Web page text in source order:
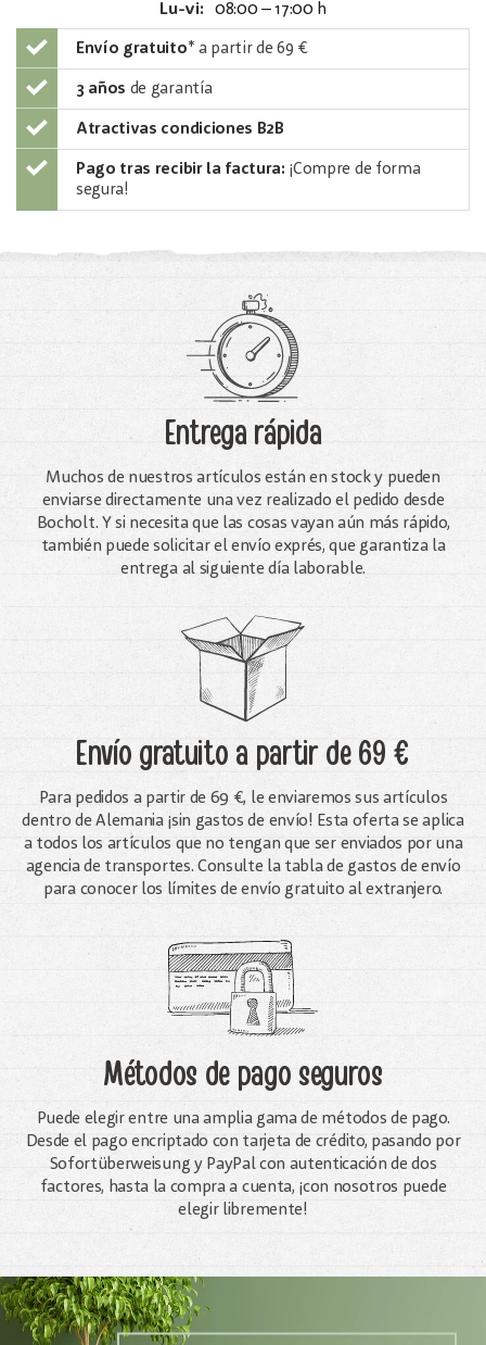
Lu-vi: 08:00 – 17:00 h
Envío gratuito* a partir de 69 €
3 años de garantía
Atractivas condiciones B2B
Pago tras recibir la factura: ¡Compre de forma
segura!
Entrega rápida
Muchos de nuestros artículos están en stock y pueden
enviarse directamente una vez realizado el pedido desde
Bocholt. Y si necesita que las cosas vayan aún más rápido,
también puede solicitar el envío exprés, que garantiza la
entrega al siguiente día laborable.
Envío gratuitoa partir de 69 €
Para pedidos a partir de 69 €, le enviaremos sus artículos
dentro de Alemania ¡sin gastos de envío! Esta oferta se aplica
a todos los artículos que no tengan que ser enviados por una
agencia de transportes. Consulte la tabla de gastos de envío
para conocer los límites de envío gratuito al extranjero.
Métodos de pago seguros
Puede elegir entre una amplia gama de métodos de pago.
Desde el pago encriptado con tarjeta de crédito, pasando por
Sofortüberweisung y PayPal con autenticación de dos
factores, hasta la compra a cuenta, ¡con nosotros puede
elegir libremente!